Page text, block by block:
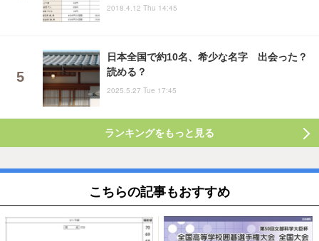
2018.4.12 Thu 14:45
日本全国で約10名、希少な名字 出会った？
読める？
2025.5.27 Tue 17:45
ランキングをもっと見る
こちらの記事もおすすめ